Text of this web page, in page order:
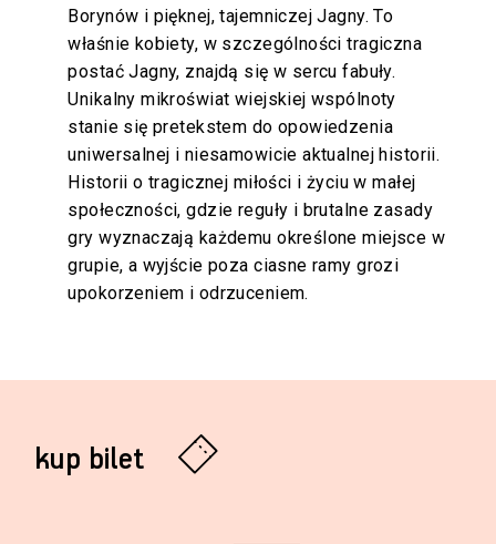
kup bilet
Borynów i pięknej, tajemniczej Jagny. To
właśnie kobiety, w szczególności tragiczna
postać Jagny, znajdą się w sercu fabuły.
Unikalny mikroświat wiejskiej wspólnoty
stanie się pretekstem do opowiedzenia
uniwersalnej i niesamowicie aktualnej historii.
Historii o tragicznej miłości i życiu w małej
społeczności, gdzie reguły i brutalne zasady
gry wyznaczają każdemu określone miejsce w
grupie, a wyjście poza ciasne ramy grozi
upokorzeniem i odrzuceniem.